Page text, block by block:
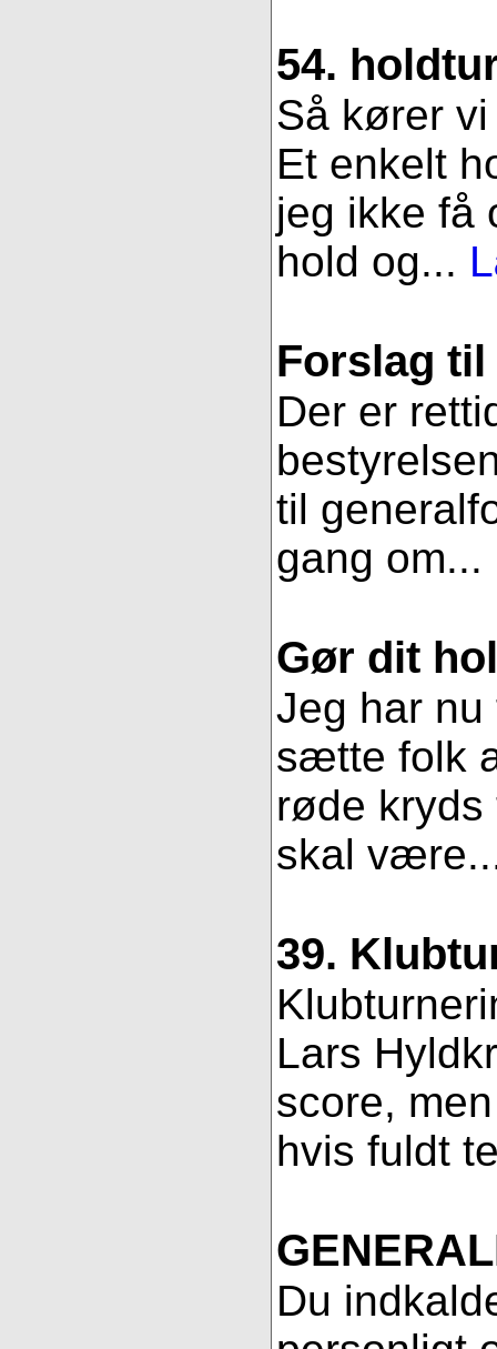
54.
Så kører
Et enkelt
jeg ikke få
hold og...
Forslag
Der er
til
gang om...
Gør dit
Jeg har
sætte folk
røde
skal
39.
Lars
score,
hvis fuldt
Du